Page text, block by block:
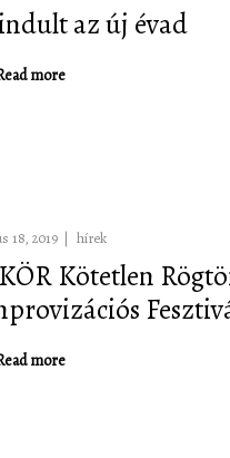
az új évad
more
18, 2019 hírek
Kötetlen
more